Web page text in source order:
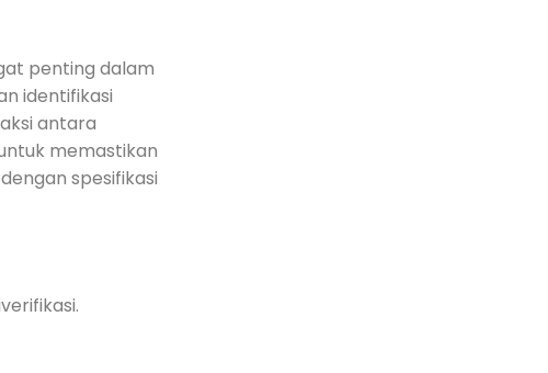
penting dalam
identifikasi
antara
memastikan
spesifikasi